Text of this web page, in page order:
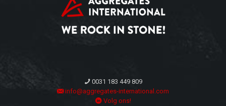
0031 183 449 809
info@aggregates-international.com
Volg ons!